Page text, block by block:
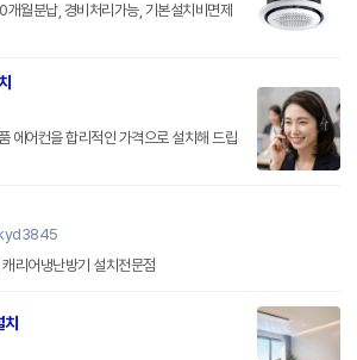
월분납, 경비처리가능, 기본설치비면제
에어컨을 합리적인 가격으로 설치해 드립
리어냉난방기 설치전문점